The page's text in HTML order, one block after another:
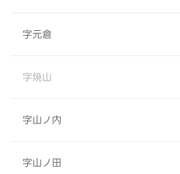
字元倉
字焼山
字山ノ内
字山ノ田